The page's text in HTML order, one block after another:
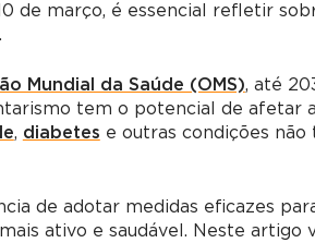
de março, é essencial refletir
Mundial da Saúde (OMS), até
tem o potencial de afetar
, diabetes e outras condições
de adotar medidas eficazes
ativo e saudável. Neste artigo